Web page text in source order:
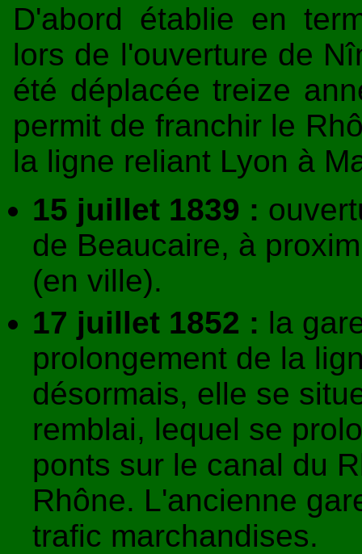
D'abord établie en
lors de l'ouverture de
été déplacée treize
permit de franchir le
la ligne reliant Lyon à
15 juillet 1839 :
de Beaucaire, à
(en ville).
17 juillet 1852 : la
prolongement de la
désormais, elle se
remblai, lequel se
ponts sur le canal du
Rhône. L'ancienne
trafic marchandises.